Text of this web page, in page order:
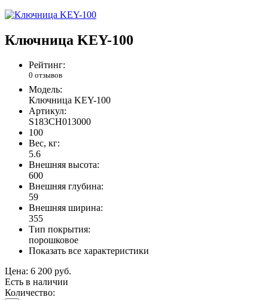
Ключница KEY-100
Рейтинг:
0 отзывов
Модель:
Ключница KEY-100
Артикул:
S183CH013000
100
Вес, кг:
5.6
Внешняя высота:
600
Внешняя глубина:
59
Внешняя ширина:
355
Тип покрытия:
порошковое
Показать все характеристики
Цена: 6 200 руб.
Есть в наличии
Количество: